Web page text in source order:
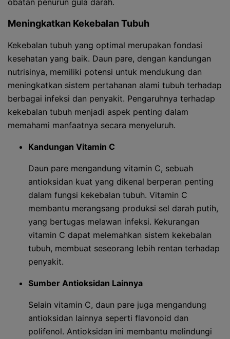
obatan penurun gula darah.
Meningkatkan Kekebalan Tubuh
Kekebalan tubuh yang optimal merupakan fondasi
kesehatan yang baik. Daun pare, dengan kandungan
nutrisinya, memiliki potensi untuk mendukung dan
meningkatkan sistem pertahanan alami tubuh terhadap
berbagai infeksi dan penyakit. Pengaruhnya terhadap
kekebalan tubuh menjadi aspek penting dalam
memahami manfaatnya secara menyeluruh.
Kandungan Vitamin C
Daun pare mengandung vitamin C, sebuah
antioksidan kuat yang dikenal berperan penting
dalam fungsi kekebalan tubuh. Vitamin C
membantu merangsang produksi sel darah putih,
yang bertugas melawan infeksi. Kekurangan
vitamin C dapat melemahkan sistem kekebalan
tubuh, membuat seseorang lebih rentan terhadap
penyakit.
Sumber Antioksidan Lainnya
Selain vitamin C, daun pare juga mengandung
antioksidan lainnya seperti flavonoid dan
polifenol. Antioksidan ini membantu melindungi